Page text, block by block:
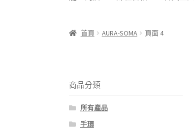
首頁 AURA-SOMA 頁面 4
商品分類
所有產品
手環